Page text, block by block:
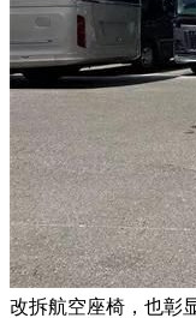
改拆航空座椅，也彰